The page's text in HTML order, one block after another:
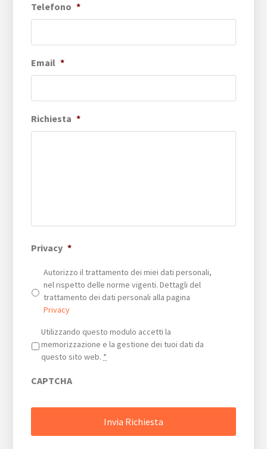
Telefono *
Email *
Richiesta *
Privacy *
Autorizzo il trattamento dei miei dati personali,
nel rispetto delle norme vigenti. Dettagli del
trattamento dei dati personali alla pagina
Privacy
Privacy *
Utilizzando questo modulo accetti la
memorizzazione e la gestione dei tuoi dati da
questo sito web. *
CAPTCHA